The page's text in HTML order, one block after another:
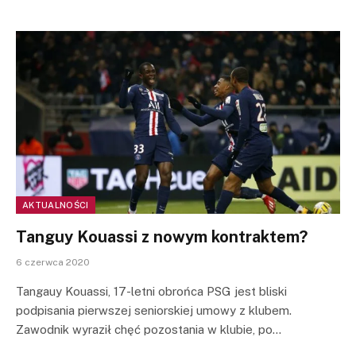
AKTUALNOŚCI
Tanguy Kouassi z nowym kontraktem?
6 czerwca 2020
Tangauy Kouassi, 17-letni obrońca PSG jest bliski
podpisania pierwszej seniorskiej umowy z klubem.
Zawodnik wyraził chęć pozostania w klubie, po…